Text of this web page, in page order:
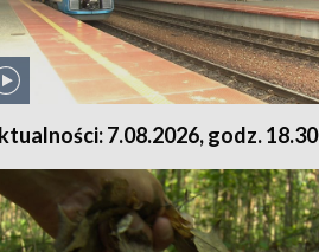
7.08.2026, godz. 18.30